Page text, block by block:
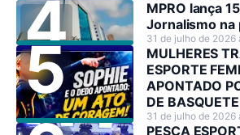
MPRO lança
Jornalismo na
31 de julho de 2026
MULHERES
ESPORTE
APONTADO
DE
HEROÍNA NO
31 de julho de 2026
PESCA